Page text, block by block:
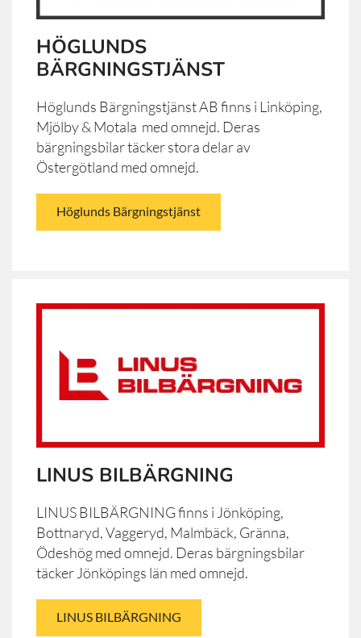
HÖGLUNDS
BÄRGNINGSTJÄNST
Höglunds Bärgningstjänst AB finns i Linköping,
Mjölby & Motala med omnejd. Deras
bärgningsbilar täcker stora delar av
Östergötland med omnejd.
Höglunds Bärgningstjänst
LINUS BILBÄRGNING
LINUS BILBÄRGNING finns i Jönköping,
Bottnaryd, Vaggeryd, Malmbäck, Gränna,
Ödeshög med omnejd. Deras bärgningsbilar
täcker Jönköpings län med omnejd.
LINUS BILBÄRGNING